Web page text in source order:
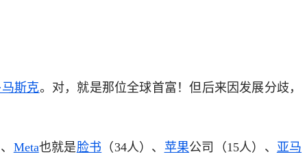
马斯克。对，就是那位全球首富！但后来因发展分歧，
Meta也就是脸书 （34人）、 苹果公司（15人）、 亚马